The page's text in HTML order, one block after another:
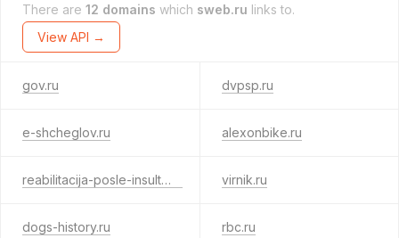
There are 12 domains which sweb.ru links to.
View API →
gov.ru dvpsp.ru
e-shcheglov.ru alexonbike.ru
reabilitacija-posle-insulta.ru virnik.ru
dogs-history.ru rbc.ru